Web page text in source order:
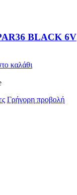
BLACK 6V
καλάθι
Γρήγορη προβολή